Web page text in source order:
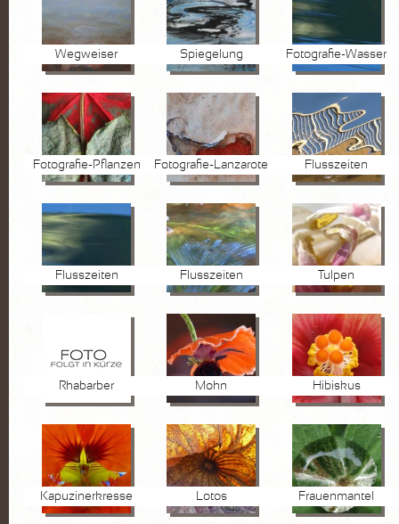
Wegweiser Spiegelung Fotografie-Wasser
Fotografie-Pflanzen Fotografie-Lanzarote Flusszeiten
Flusszeiten Flusszeiten Tulpen
Rhabarber Mohn Hibiskus
Kapuzinerkresse Lotos Frauenmantel